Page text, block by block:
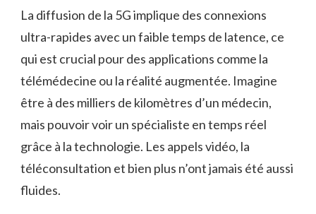
La diffusion de la 5G implique des connexions
ultra-rapides avec un faible temps de latence, ce
qui est crucial pour des applications comme la
télémédecine ou la réalité augmentée. Imagine
être à des milliers de kilomètres d’un médecin,
mais pouvoir voir un spécialiste en temps réel
grâce à la technologie. Les appels vidéo, la
téléconsultation et bien plus n’ont jamais été aussi
fluides.